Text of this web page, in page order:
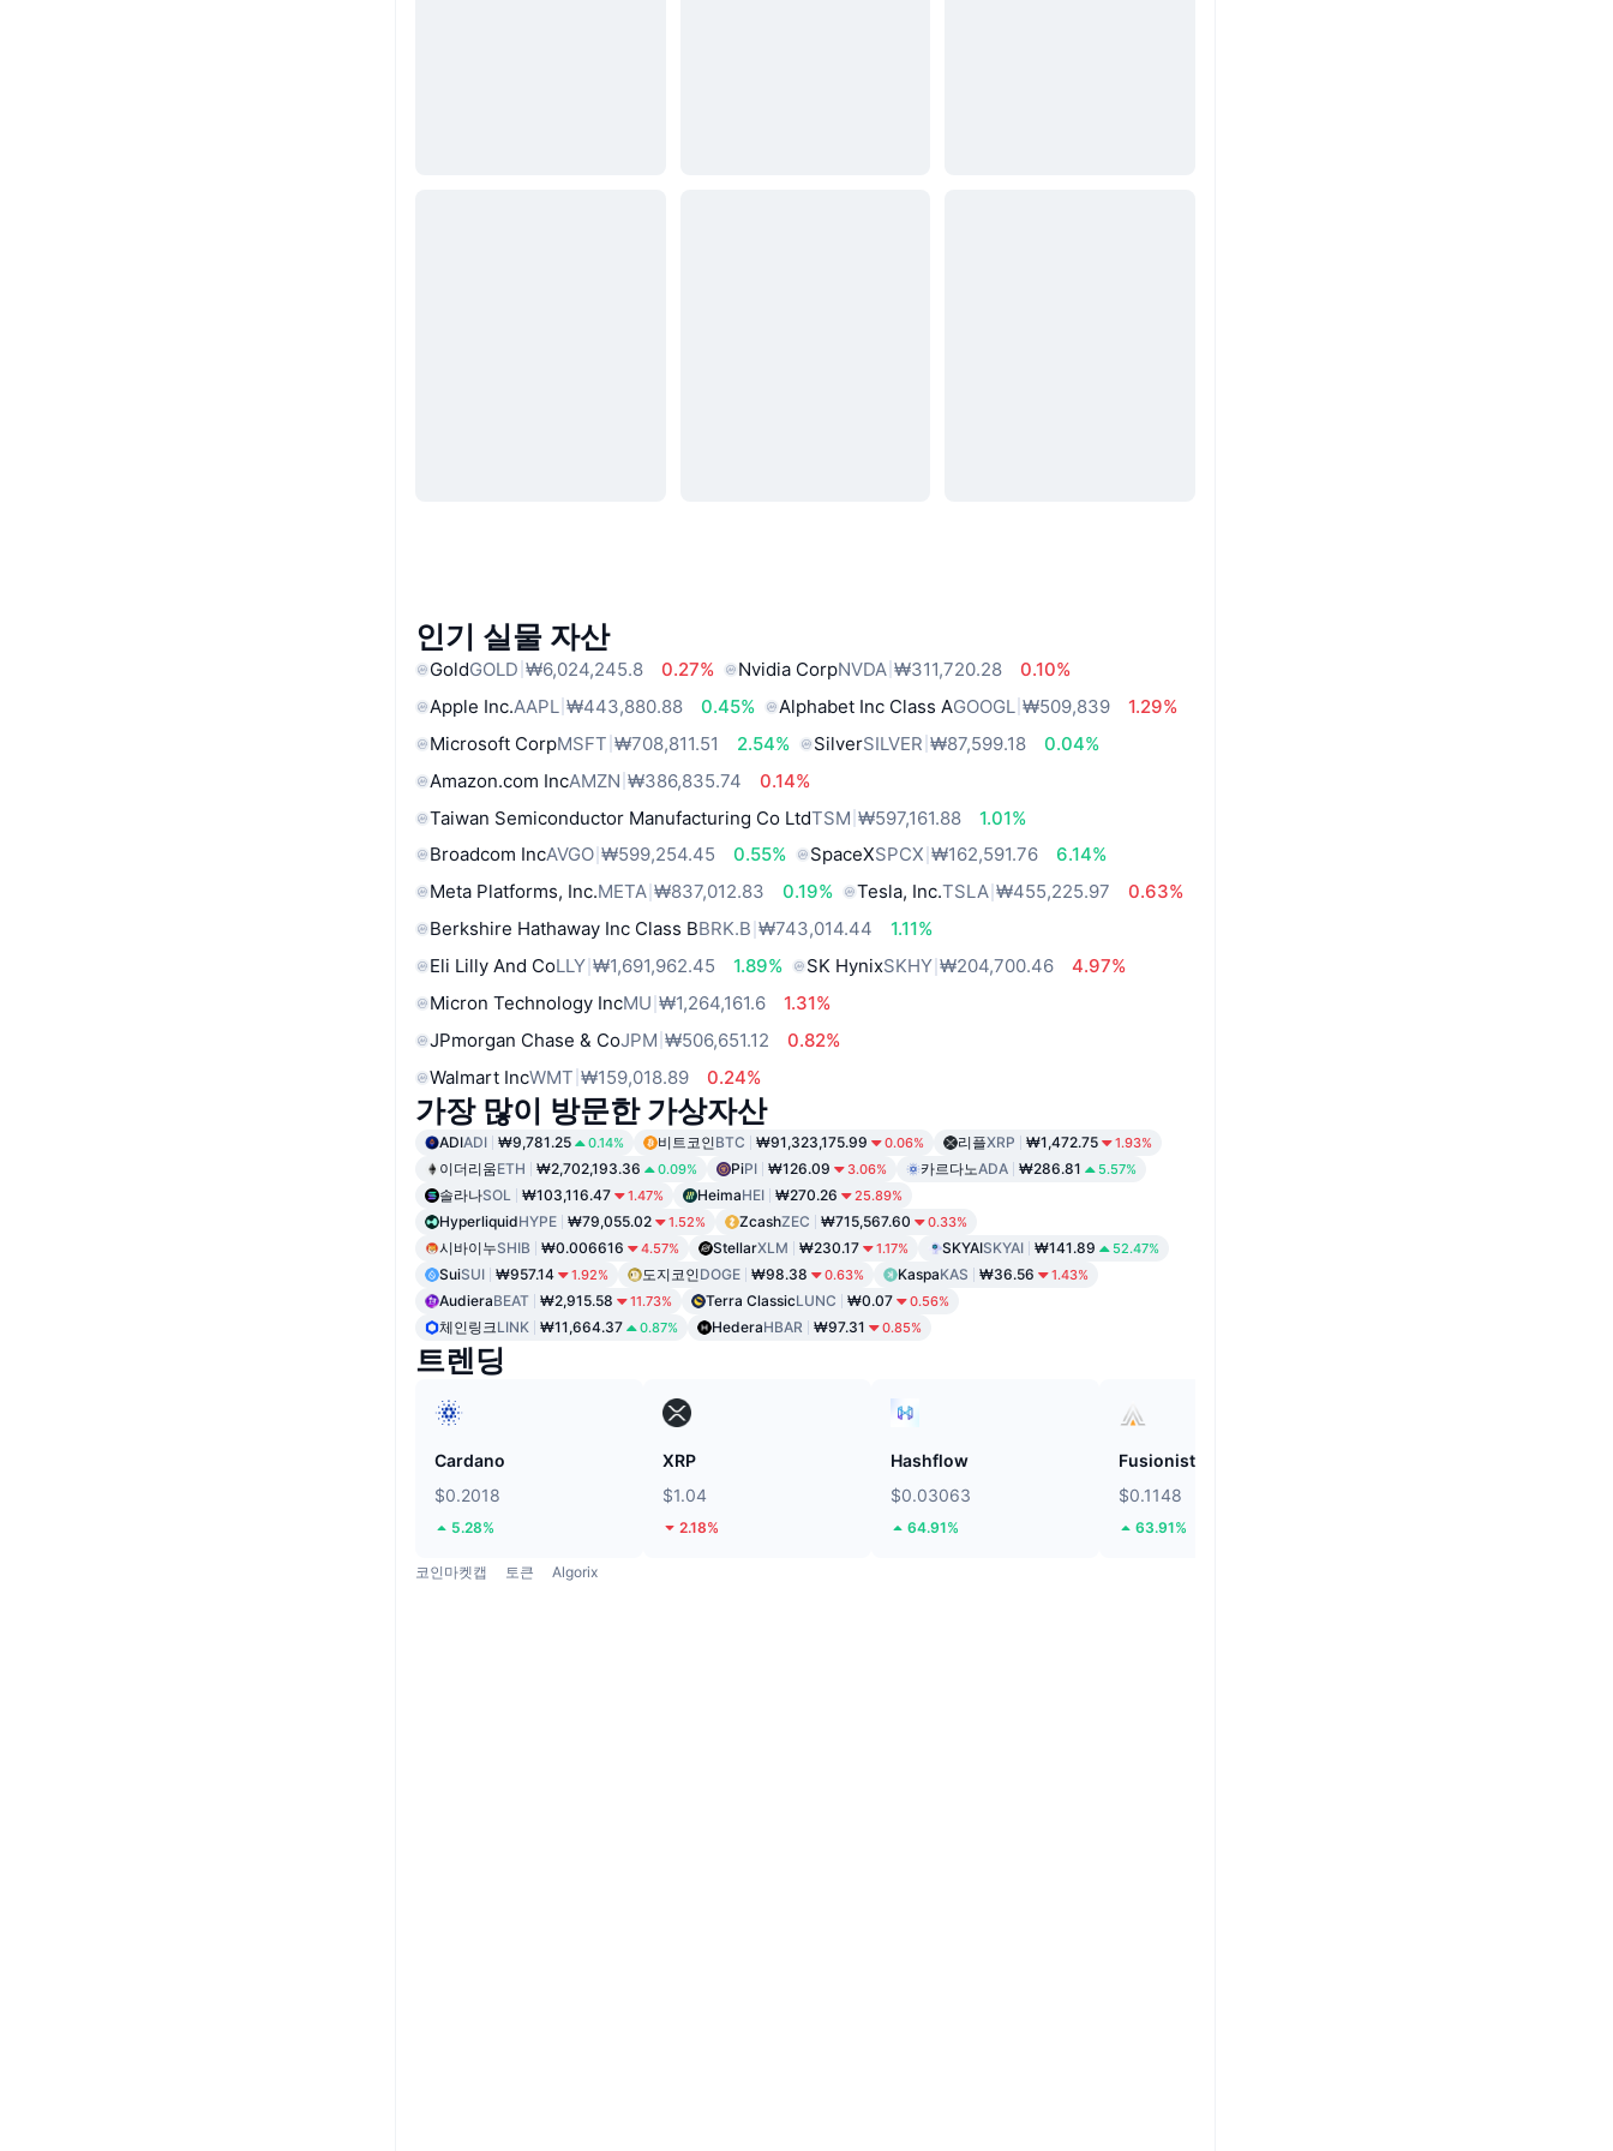
인기 실물 자산
GoldGOLD ₩6,024,245.8 0.27% Nvidia CorpNVDA ₩311,720.28
0.10%
Apple Inc.AAPL ₩443,880.88 0.45% Alphabet Inc Class AGOOGL ₩509,839
1.29%
Microsoft CorpMSFT ₩708,811.51 2.54% SilverSILVER ₩87,599.18
0.04%
Amazon.com IncAMZN ₩386,835.74
0.14%
Taiwan Semiconductor Manufacturing Co LtdTSM ₩597,161.88
1.01%
Broadcom IncAVGO ₩599,254.45 0.55% SpaceXSPCX ₩162,591.76
6.14%
Meta Platforms, Inc.META ₩837,012.83 0.19% Tesla, Inc.TSLA ₩455,225.97
0.63%
Berkshire Hathaway Inc Class BBRK.B ₩743,014.44
1.11%
Eli Lilly And CoLLY ₩1,691,962.45 1.89% SK HynixSKHY ₩204,700.46
4.97%
Micron Technology IncMU ₩1,264,161.6
1.31%
JPmorgan Chase & CoJPM ₩506,651.12
0.82%
Walmart IncWMT ₩159,018.89 0.24%
가장 많이 방문한 가상자산
ADIADI ₩9,781.25 0.14% 비트코인BTC ₩91,323,175.99 0.06% 리플XRP ₩1,472.75 1.93%
이더리움ETH ₩2,702,193.36 0.09% PiPI ₩126.09 3.06% 카르다노ADA ₩286.81 5.57%
솔라나SOL ₩103,116.47 1.47% HeimaHEI ₩270.26 25.89%
HyperliquidHYPE ₩79,055.02 1.52% ZcashZEC ₩715,567.60 0.33%
시바이누SHIB ₩0.006616 4.57% StellarXLM ₩230.17 1.17% SKYAISKYAI ₩141.89 52.47%
SuiSUI ₩957.14 1.92% 도지코인DOGE ₩98.38 0.63% KaspaKAS ₩36.56 1.43%
AudieraBEAT ₩2,915.58 11.73% Terra ClassicLUNC ₩0.07 0.56%
체인링크 LINK ₩11,664.37 0.87% HederaHBAR ₩97.31 0.85%
트렌딩
Cardano
$0.2018
5.28%
XRP
$1.04
2.18%
Hashflow
$0.03063
64.91%
Fusionist
$0.1148
63.91%
코인마켓캡 토큰 Algorix